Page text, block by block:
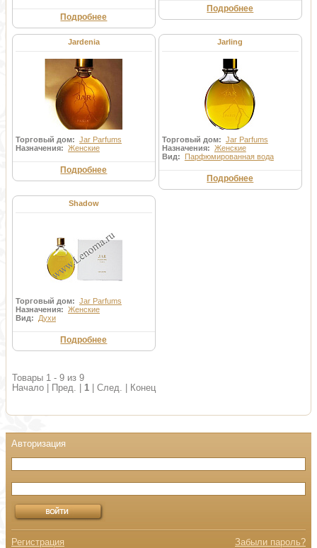
Подробнее
Подробнее
Jardenia
Торговый дом: Jar Parfums
Назначения: Женские
Подробнее
Jarling
Торговый дом: Jar Parfums
Назначения: Женские
Вид: Парфюмированная вода
Подробнее
Shadow
Торговый дом: Jar Parfums
Назначения: Женские
Вид: Духи
Подробнее
Товары 1 - 9 из 9
Начало | Пред. | 1 | След. | Конец
Регистрация Забыли пароль?